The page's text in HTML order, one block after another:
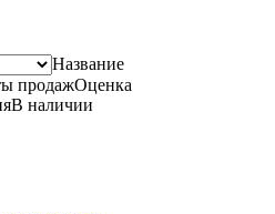
Название
продажОценка
В наличии